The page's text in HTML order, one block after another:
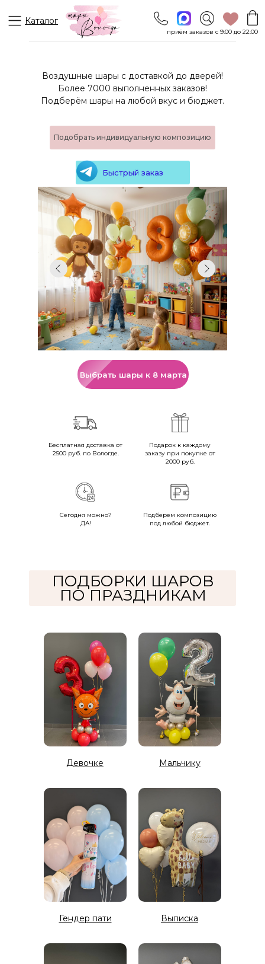
Каталог
приём заказов с 9:00 до 22:00
Воздушные шары с доставкой до дверей!
Более 7000 выполненных заказов!
Подберём шары на любой вкус и бюджет.
Подобрать индивидуальную композицию
Быстрый заказ
Выбрать шары к 8 марта
Бесплатная доставка от
2500 руб. по Вологде.
Подарок к каждому
заказу при покупке от
2000 руб.
Сегодня можно?
ДА!
Подберем композицию
под любой бюджет.
ПОДБОРКИ ШАРОВ
ПО ПРАЗДНИКАМ
Гендер пати Выписка
Девочке Мальчику